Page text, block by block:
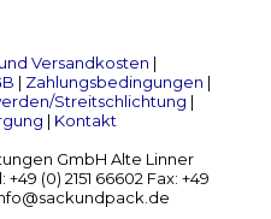
Versandkosten |
| Zahlungsbedingungen |
Streitschlichtung |
| Kontakt
GmbH Alte Linner
(0) 2151 66602 Fax: +49
info@sackundpack.de